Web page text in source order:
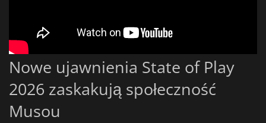
Nowe ujawnienia State of Play
2026 zaskakują społeczność
Musou